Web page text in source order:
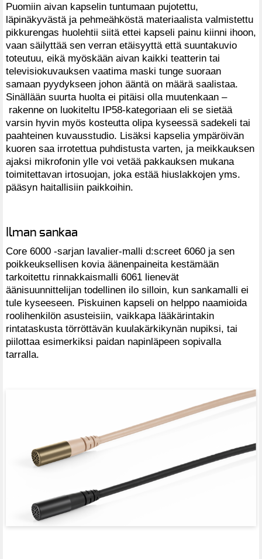
Puomiin aivan kapselin tuntumaan pujotettu,
läpinäkyvästä ja pehmeähköstä materiaalista valmistettu
pikkurengas huolehtii siitä ettei kapseli painu kiinni ihoon,
vaan säilyttää sen verran etäisyyttä että suuntakuvio
toteutuu, eikä myöskään aivan kaikki teatterin tai
televisiokuvauksen vaatima maski tunge suoraan
samaan pyydykseen johon ääntä on määrä saalistaa.
Sinällään suurta huolta ei pitäisi olla muutenkaan –
rakenne on luokiteltu IP58-kategoriaan eli se sietää
varsin hyvin myös kosteutta olipa kyseessä sadekeli tai
paahteinen kuvausstudio. Lisäksi kapselia ympäröivän
kuoren saa irrotettua puhdistusta varten, ja meikkauksen
ajaksi mikrofonin ylle voi vetää pakkauksen mukana
toimitettavan irtosuojan, joka estää hiuslakkojen yms.
pääsyn haitallisiin paikkoihin.
Ilman sankaa
Core 6000 -sarjan lavalier-malli d:screet 6060 ja sen
poikkeuksellisen kovia äänenpaineita kestämään
tarkoitettu rinnakkaismalli 6061 lienevät
äänisuunnittelijan todellinen ilo silloin, kun sankamalli ei
tule kyseeseen. Piskuinen kapseli on helppo naamioida
roolihenkilön asusteisiin, vaikkapa lääkärintakin
rintataskusta törröttävän kuulakärkikynän nupiksi, tai
piilottaa esimerkiksi paidan napinläpeen sopivalla
tarralla.